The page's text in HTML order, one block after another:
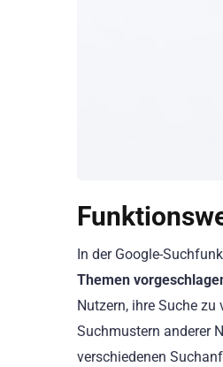
In der Google-
Themen
Nutzern, ihre Suche
Suchmustern anderer
verschiedenen